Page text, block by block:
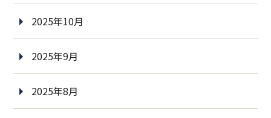
2025年10月
2025年9月
2025年8月